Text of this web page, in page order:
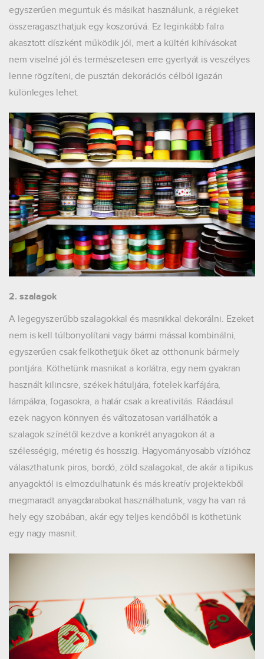
egyszerűen meguntuk és másikat használunk, a régieket
összeragaszthatjuk egy koszorúvá. Ez leginkább falra
akasztott díszként működik jól, mert a kültéri kihívásokat
nem viselné jól és természetesen erre gyertyát is veszélyes
lenne rögzíteni, de pusztán dekorációs célból igazán
különleges lehet.
2. szalagok
A legegyszerűbb szalagokkal és masnikkal dekorálni. Ezeket
nem is kell túlbonyolítani vagy bármi mással kombinálni,
egyszerűen csak felköthetjük őket az otthonunk bármely
pontjára. Köthetünk masnikat a korlátra, egy nem gyakran
használt kilincsre, székek hátuljára, fotelek karfájára,
lámpákra, fogasokra, a határ csak a kreativitás. Ráadásul
ezek nagyon könnyen és változatosan variálhatók a
szalagok színétől kezdve a konkrét anyagokon át a
szélességig, méretig és hosszig. Hagyományosabb vízióhoz
választhatunk piros, bordó, zöld szalagokat, de akár a tipikus
anyagoktól is elmozdulhatunk és más kreatív projektekből
megmaradt anyagdarabokat használhatunk, vagy ha van rá
hely egy szobában, akár egy teljes kendőből is köthetünk
egy nagy masnit.